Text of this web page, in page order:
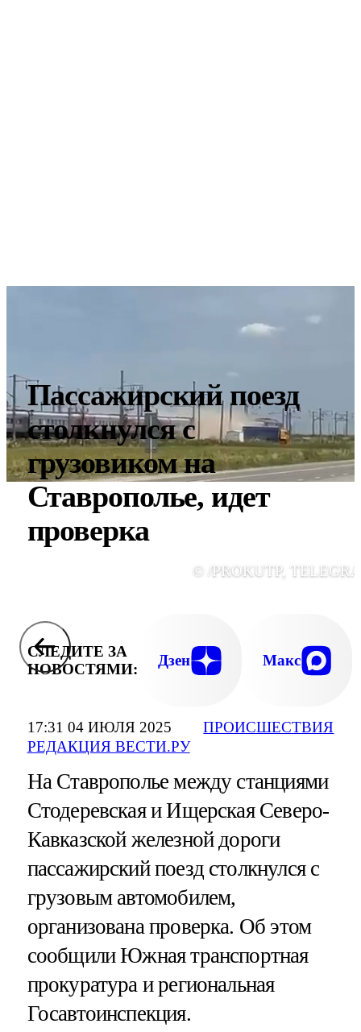
17:31 04 ИЮЛЯ 2025
РЕДАКЦИЯ ВЕСТИ.РУ
ПРОИСШЕСТВИЯ
Пассажирский поезд
столкнулся с
грузовиком на
Ставрополье, идет
проверка
© /PROKUTP,
СЛЕДИТЕ ЗА
НОВОСТЯМИ:
Дзен Макс
На Ставрополье между станциями
Стодеревская и Ищерская Северо-
Кавказской железной дороги
пассажирский поезд столкнулся с
грузовым автомобилем,
организована проверка. Об этом
сообщили Южная транспортная
прокуратура и региональная
Госавтоинспекция.